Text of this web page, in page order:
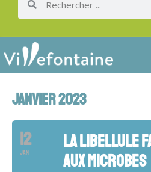
JANVIER 2023
12
JAN
LA LIBELLULE
AUX MICROBES